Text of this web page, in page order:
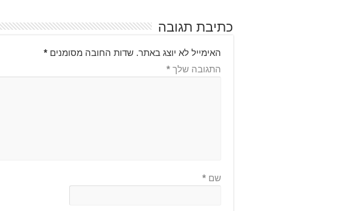
כתיבת תגובה
האימייל לא יוצג באתר. שדות החובה מסומנים*
התגובה שלך*
שם*